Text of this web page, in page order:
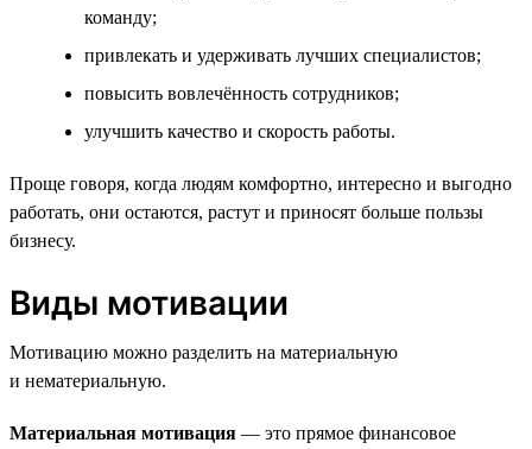
команду;
привлекать и удерживать лучших специалистов;
повысить вовлечённость сотрудников;
улучшить качество и скорость работы.
Проще говоря, когда людям комфортно, интересно и выгодно
работать, они остаются, растут и приносят больше пользы
бизнесу.
Виды мотивации
Мотивацию можно разделить на материальную
и нематериальную.
Материальная мотивация — это прямое финансовое